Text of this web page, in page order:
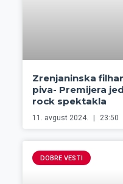
Zrenjaninska
piva- Premijera
rock spektakla
11. avgust 2024. 23:50
DOBRE VESTI